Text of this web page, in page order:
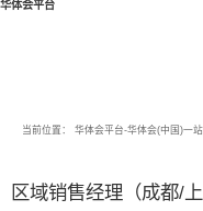
华体会平台
当前位置： 华体会平台-华体会(中国)一
区域销售经理（成都/上